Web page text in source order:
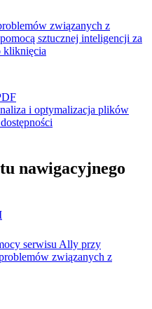
związanych z
sztucznej inteligencji za
kliknięcia
i optymalizacja plików
nawigacyjnego
serwisu Ally przy
związanych z